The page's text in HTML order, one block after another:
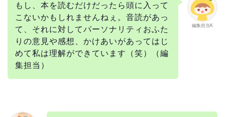
編集担当K
もし、本を読むだけだったら頭に入って
こないかもしれませんねぇ。音読があっ
て、それに対してパーソナリティおふた
りの意見や感想、かけあいがあってはじ
めて私は理解ができています（笑）（編
集担当）